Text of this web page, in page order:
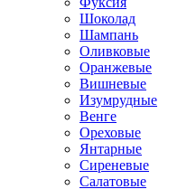
Шоколад
Шампань
Оливковые
Оранжевые
Вишневые
Изумрудные
Венге
Ореховые
Янтарные
Сиреневые
Салатовые